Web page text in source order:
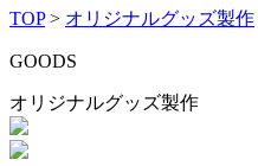
TOP> オリジナルグッズ製作
GOODS
オリジナルグッズ製作